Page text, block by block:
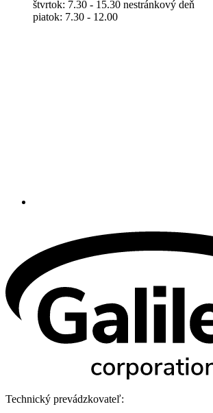
štvrtok: 7.30 - 15.30 nestránkový deň
piatok: 7.30 - 12.00
Technický prevádzkovateľ: